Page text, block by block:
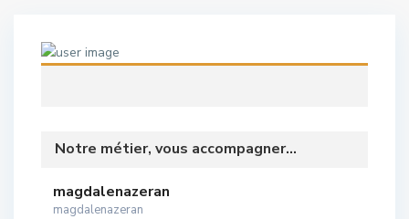
Notre métier, vous accompagner...
magdalenazeran
magdalenazeran